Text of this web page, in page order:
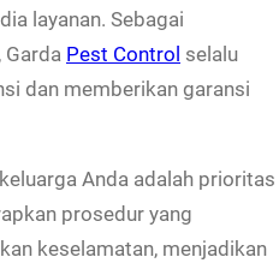
layanan. Sebagai
, Garda Pest Control selalu
dan memberikan garansi
Anda adalah prioritas
prosedur yang
keselamatan, menjadikan